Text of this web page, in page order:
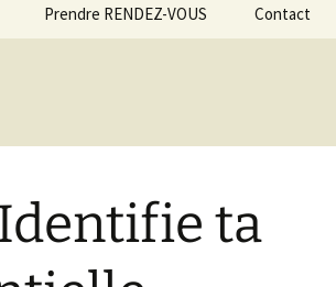
Prendre RENDEZ-VOUS Contact
ta